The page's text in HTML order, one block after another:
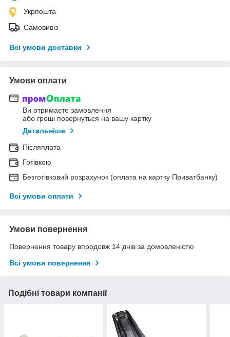
Укрпошта
Самовивіз
Всі умови доставки
Умови оплати
Ви отримаєте замовлення
або гроші повернуться на вашу картку
Детальніше
Післяплата
Готівкою
Безготівковий розрахунок (оплата на картку Приватбанку)
Всі умови оплати
Умови повернення
Повернення товару впродовж 14 днів за домовленістю
Всі умови повернення
Подібні товари компанії